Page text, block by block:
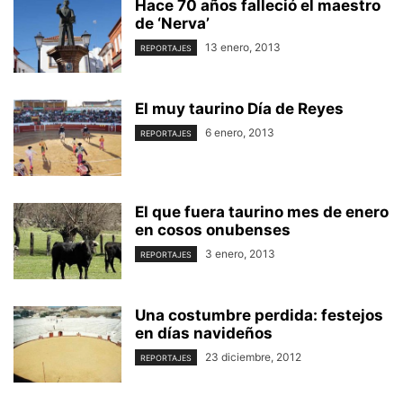
Hace 70 años falleció el maestro
de ‘Nerva’
REPORTAJES 13 enero, 2013
El muy taurino Día de Reyes
REPORTAJES 6 enero, 2013
El que fuera taurino mes de enero
en cosos onubenses
REPORTAJES 3 enero, 2013
Una costumbre perdida: festejos
en días navideños
REPORTAJES 23 diciembre, 2012